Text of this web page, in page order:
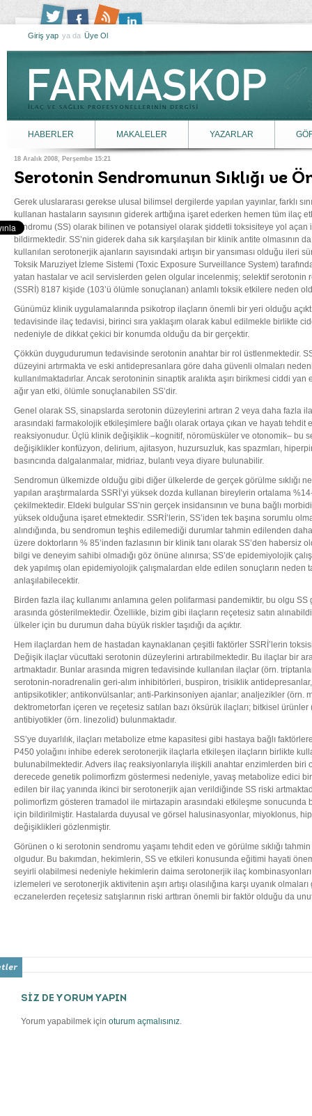
Giriş yap ya da Üye Ol
HABERLER MAKALELER YAZARLAR
18 Aralık 2008, Perşembe 15:21
Serotonin Sendromunun Sıklığı ve
Gerek uluslararası gerekse ulusal bilimsel dergilerde yapılan yayınlar, farklı
kullanan hastaların sayısının giderek arttığına işaret ederken hemen tüm ilaç
sendromu (SS) olarak bilinen ve potansiyel olarak şiddetli toksisiteye yol açan
bildirmektedir. SS’nin giderek daha sık karşılaşılan bir klinik antite olmasının
kullanılan serotonerjik ajanların sayısındaki artışın bir yansıması olduğu ileri
Toksik Maruziyet İzleme Sistemi (Toxic Exposure Surveillance System)
yatan hastalar ve acil servislerden gelen olgular incelenmiş; selektif serotonin
(SSRİ) 8187 kişide (103’ü ölümle sonuçlanan) anlamlı toksik etkilere neden
Günümüz klinik uygulamalarında psikotrop ilaçların önemli bir yeri olduğu
tedavisinde ilaç tedavisi, birinci sıra yaklaşım olarak kabul edilmekle birlikte
nedeniyle de dikkat çekici bir konumda olduğu da bir gerçektir.
Çökkün duygudurumun tedavisinde serotonin anahtar bir rol üstlenmektedir.
düzeyini artırmakta ve eski antidepresanlara göre daha güvenli olmaları
kullanılmaktadırlar. Ancak serotoninin sinaptik aralıkta aşırı birikmesi ciddi
ağır yan etki, ölümle sonuçlanabilen SS’dir.
Genel olarak SS, sinapslarda serotonin düzeylerini artıran 2 veya daha fazla
arasındaki farmakolojik etkileşimlere bağlı olarak ortaya çıkan ve hayatı tehdit
reaksiyonudur. Üçlü klinik değişiklik –kognitif, nöromüsküler ve otonomik– bu
değişiklikler konfüzyon, delirium, ajitasyon, huzursuzluk, kas spazmları,
basıncında dalgalanmalar, midriaz, bulantı veya diyare bulunabilir.
Sendromun ülkemizde olduğu gibi diğer ülkelerde de gerçek görülme sıklığı
yapılan araştırmalarda SSRİ’yi yüksek dozda kullanan bireylerin ortalama
çekilmektedir. Eldeki bulgular SS’nin gerçek insidansının ve buna bağlı
yüksek olduğuna işaret etmektedir. SSRİ’lerin, SS’iden tek başına sorumlu
alındığında, bu sendromun teşhis edilemediği durumlar tahmin edilenden
üzere doktorların % 85’inden fazlasının bir klinik tanı olarak SS’den habersiz
bilgi ve deneyim sahibi olmadığı göz önüne alınırsa; SS’de epidemiyolojik
dek yapılmış olan epidemiyolojik çalışmalardan elde edilen sonuçların neden
anlaşılabilecektir.
Birden fazla ilaç kullanımı anlamına gelen polifarmasi pandemiktir, bu olgu SS
arasında gösterilmektedir. Özellikle, bizim gibi ilaçların reçetesiz satın
ülkeler için bu durumun daha büyük riskler taşıdığı da açıktır.
Hem ilaçlardan hem de hastadan kaynaklanan çeşitli faktörler SSRİ’lerin
Değişik ilaçlar vücuttaki serotonin düzeylerini artırabilmektedir. Bu ilaçlar bir
artmaktadır. Bunlar arasında migren tedavisinde kullanılan ilaçlar (örn.
serotonin-noradrenalin geri-alım inhibitörleri, buspiron, trisiklik
antipsikotikler; antikonvülsanlar; anti-Parkinsoniyen ajanlar; analjezikler (örn.
dektrometorfan içeren ve reçetesiz satılan bazı öksürük ilaçları; bitkisel ürünler
antibiyotikler (örn. linezolid) bulunmaktadır.
SS’ye duyarlılık, ilaçları metabolize etme kapasitesi gibi hastaya bağlı
P450 yolağını inhibe ederek serotonerjik ilaçlarla etkileşen ilaçların birlikte
bulunabilmektedir. Advers ilaç reaksiyonlarıyla ilişkili anahtar enzimlerden biri
derecede genetik polimorfizm göstermesi nedeniyle, yavaş metabolize edici
edilen bir ilaç yanında ikinci bir serotonerjik ajan verildiğinde SS riski
polimorfizm gösteren tramadol ile mirtazapin arasındaki etkileşme sonucunda
için bildirilmiştir. Hastalarda duyusal ve görsel halusinasyonlar, miyoklonus,
değişiklikleri gözlenmiştir.
Görünen o ki serotonin sendromu yaşamı tehdit eden ve görülme sıklığı
olgudur. Bu bakımdan, hekimlerin, SS ve etkileri konusunda eğitimi hayati
seyirli olabilmesi nedeniyle hekimlerin daima serotonerjik ilaç kombinasyonları
izlemeleri ve serotonerjik aktivitenin aşırı artışı olasılığına karşı uyanık
eczanelerden reçetesiz satışlarının riski arttıran önemli bir faktör olduğu da
SİZ DE YORUM YAPIN
Yorum yapabilmek için oturum açmalısınız.